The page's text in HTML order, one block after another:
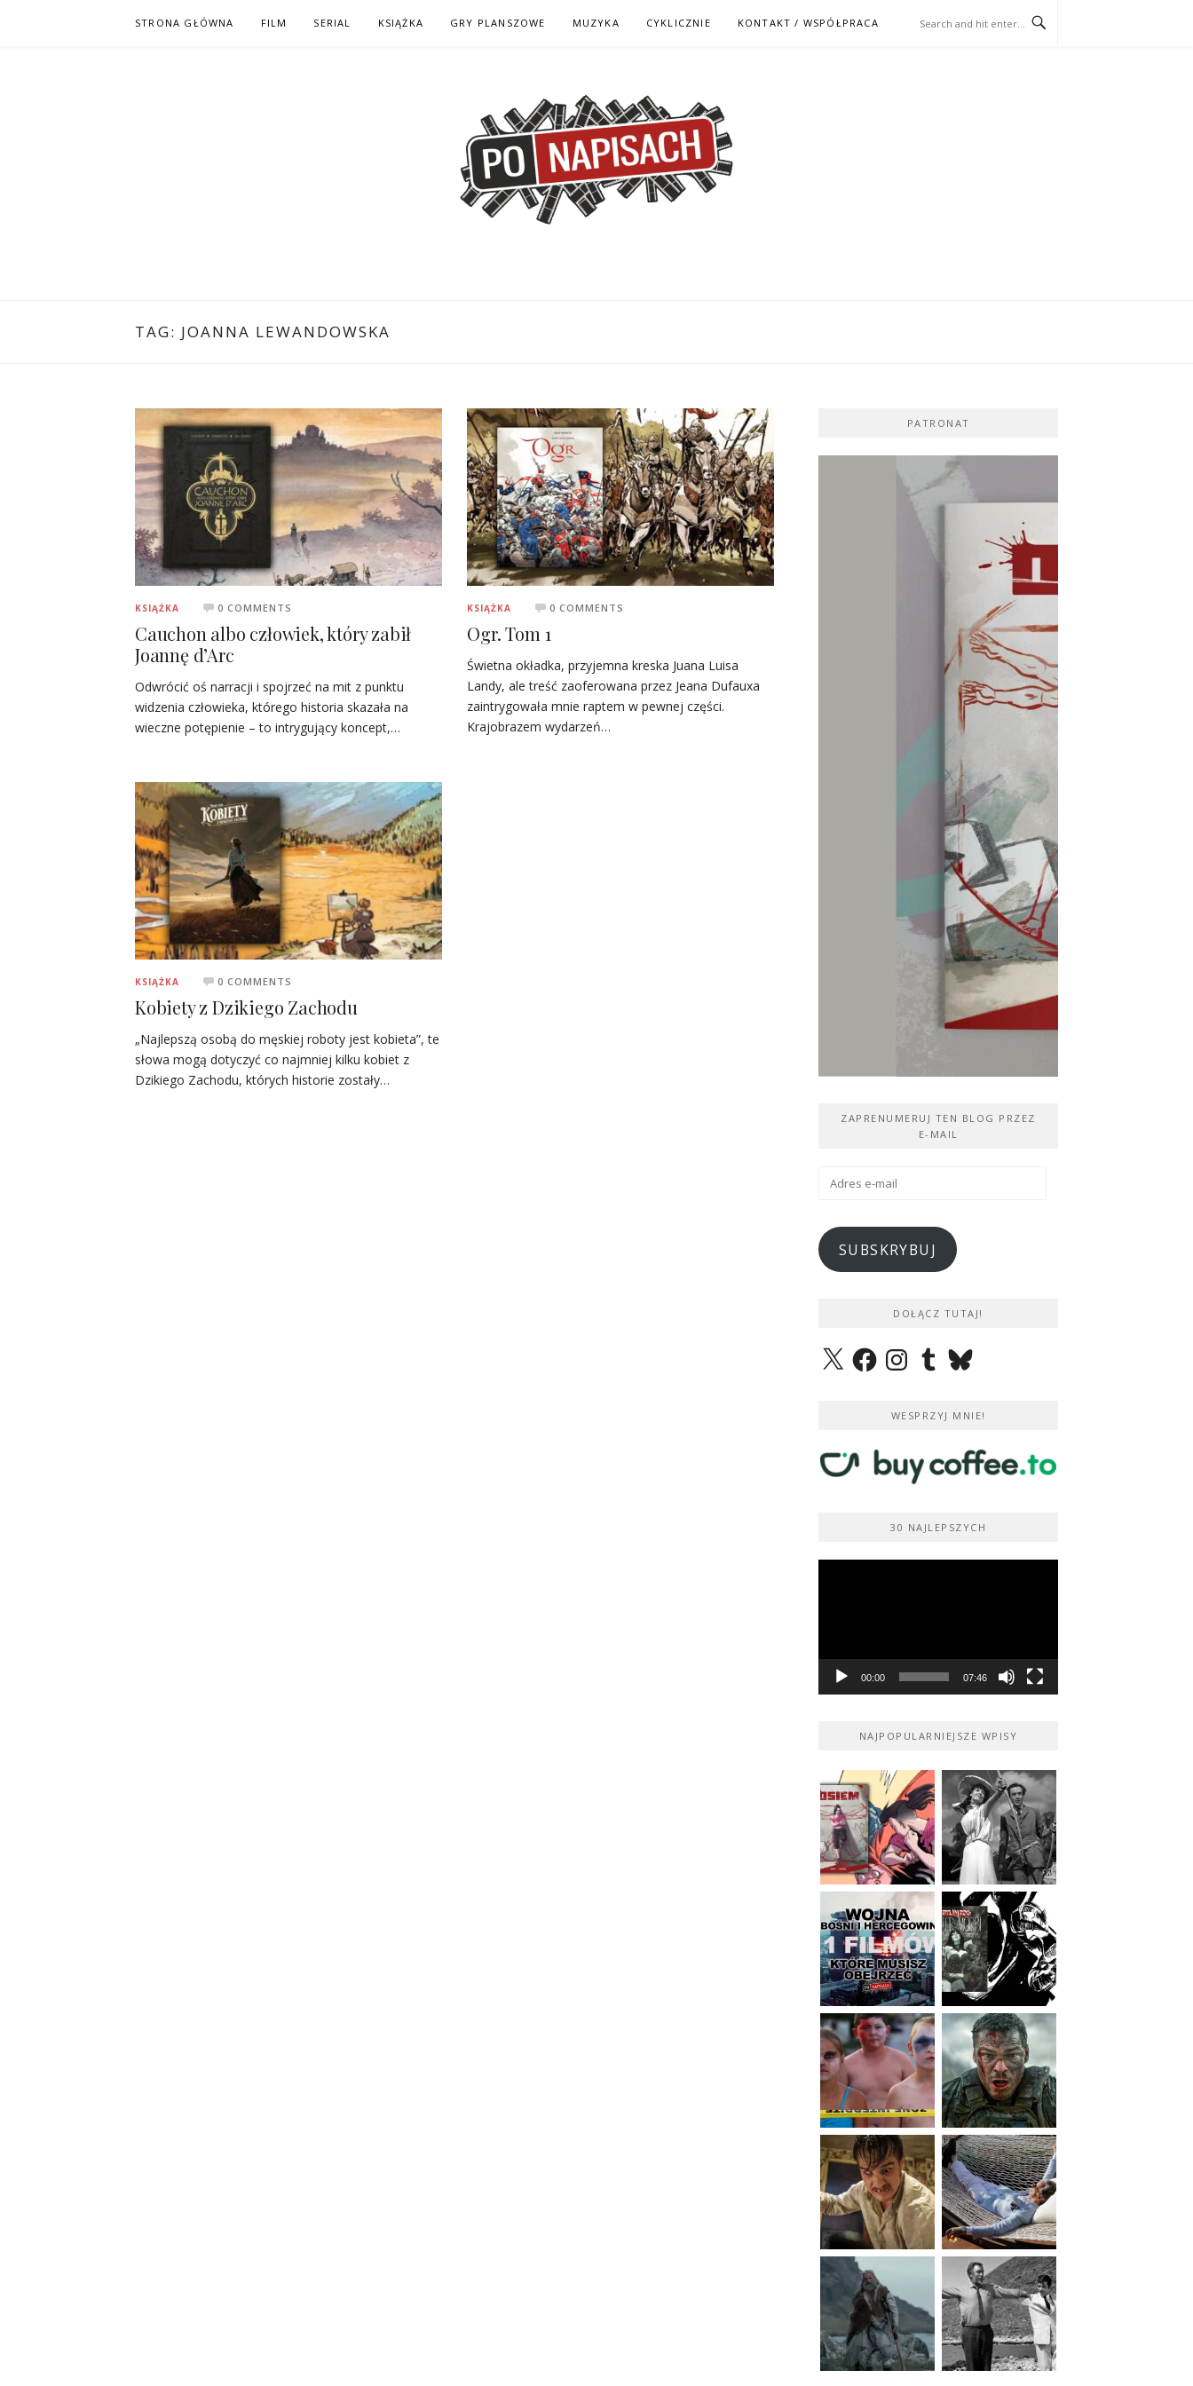
STRONA GŁÓWNA FILM SERIAL KSIĄŻKA GRY PLANSZOWE MUZYKA CYKLICZNIE KONTAKT / WSPÓŁPRACA
TAG: JOANNA LEWANDOWSKA
KSIĄŻKA 0 COMMENTS
Cauchon albo człowiek, który zabił
Joannę d’Arc
Odwrócić oś narracji i spojrzeć na mit z punktu
widzenia człowieka, którego historia skazała na
wieczne potępienie – to intrygujący koncept,…
KSIĄŻKA 0 COMMENTS
Ogr. Tom 1
Świetna okładka, przyjemna kreska Juana Luisa
Landy, ale treść zaoferowana przez Jeana Dufauxa
zaintrygowała mnie raptem w pewnej części.
Krajobrazem wydarzeń…
KSIĄŻKA 0 COMMENTS
Kobiety z Dzikiego Zachodu
„Najlepszą osobą do męskiej roboty jest kobieta”, te
słowa mogą dotyczyć co najmniej kilku kobiet z
Dzikiego Zachodu, których historie zostały…
PATRONAT
ZAPRENUMERUJ TEN BLOG PRZEZ
E-MAIL
Adres
SUBSKRYBUJ
DOŁĄCZ TUTAJ!
X FacebookInstagramTumblrBluesky
WESPRZYJ MNIE!
30 NAJLEPSZYCH
00:00 07:46
NAJPOPULARNIEJSZE WPISY